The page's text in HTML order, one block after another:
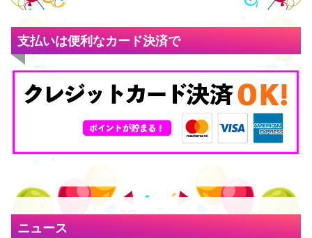
支払いは便利なカード決済で
ニュース